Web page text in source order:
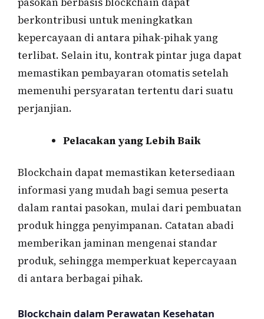
berkontribusi untuk meningkatkan
kepercayaan di antara pihak-pihak yang
terlibat. Selain itu, kontrak pintar juga dapat
memastikan pembayaran otomatis setelah
memenuhi persyaratan tertentu dari suatu
perjanjian.
Pelacakan yang Lebih Baik
Blockchain dapat memastikan ketersediaan
informasi yang mudah bagi semua peserta
dalam rantai pasokan, mulai dari pembuatan
produk hingga penyimpanan. Catatan abadi
memberikan jaminan mengenai standar
produk, sehingga memperkuat kepercayaan
di antara berbagai pihak.
Blockchain dalam Perawatan Kesehatan